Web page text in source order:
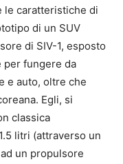
le caratteristiche di
di un SUV
di SIV-1, esposto
per fungere da
e auto, oltre che
Egli, si
classica
litri (attraverso un
un propulsore